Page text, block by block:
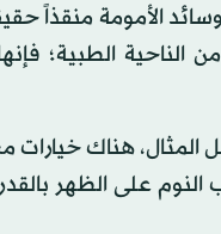
الأمومة منقذاً
الناحية الطبية؛
هناك خيارات
على الظهر